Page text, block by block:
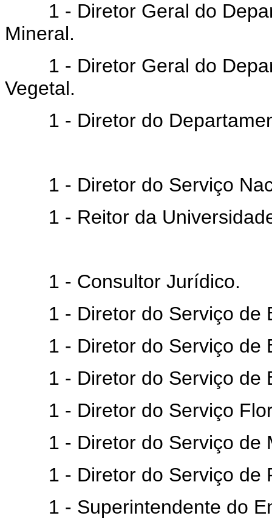
1 - Diretor Geral do
Mineral.
1 - Diretor Geral do
Vegetal.
1 - Diretor do
1 - Diretor do Serviço
1 - Reitor da
1 - Consultor Jurídico.
1 - Diretor do Serviço de
1 - Diretor do Serviço de
1 - Diretor do Serviço de
1 - Diretor do Serviço
1 - Diretor do Serviço de
1 - Diretor do Serviço de
1 - Superintendente do